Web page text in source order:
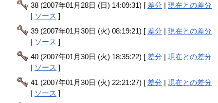
38 (2007年01月28日 (日) 14:09:31) [ 差分 |現在との差分
| ソース ]
39 (2007年01月30日 (火) 08:19:21) [ 差分 |現在との差分
| ソース ]
40 (2007年01月30日 (火) 18:35:22) [ 差分 |現在との差分
| ソース ]
41 (2007年01月30日 (火) 22:21:27) [ 差分 |現在との差分
| ソース ]